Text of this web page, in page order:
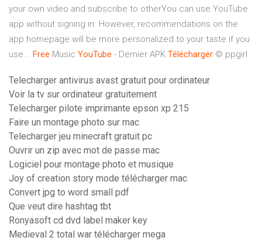
your own video and subscribe to otherYou can use YouTube
app without signing in. However, recommendations on the
app homepage will be more personalized to your taste if you
use... Free Music YouTube - Dernier APK Télécharger © ppgirl
Telecharger antivirus avast gratuit pour ordinateur
Voir la tv sur ordinateur gratuitement
Telecharger pilote imprimante epson xp 215
Faire un montage photo sur mac
Telecharger jeu minecraft gratuit pc
Ouvrir un zip avec mot de passe mac
Logiciel pour montage photo et musique
Joy of creation story mode télécharger mac
Convert jpg to word small pdf
Que veut dire hashtag tbt
Ronyasoft cd dvd label maker key
Medieval 2 total war télécharger mega